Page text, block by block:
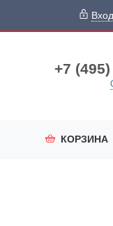
+7
КОРЗИНА